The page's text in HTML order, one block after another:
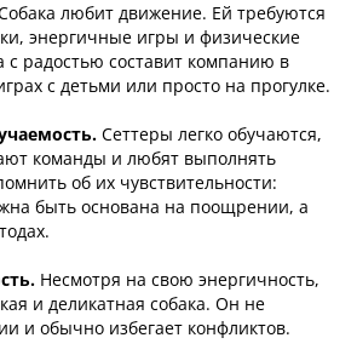
любит движение. Ей требуются
энергичные игры и физические
радостью составит компанию в
с детьми или просто на прогулке.
Сеттеры легко обучаются,
команды и любят выполнять
об их чувствительности:
быть основана на поощрении, а
Несмотря на свою энергичность,
и деликатная собака. Он не
и обычно избегает конфликтов.